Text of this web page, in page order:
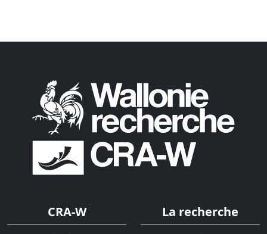
CRA-W La recherche